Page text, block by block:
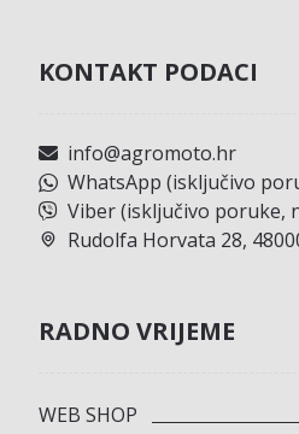
KONTAKT PODACI
info@agromoto.hr
WhatsApp (isključivo
Viber (isključivo poruke,
Rudolfa Horvata 28,
RADNO VRIJEME
WEB SHOP